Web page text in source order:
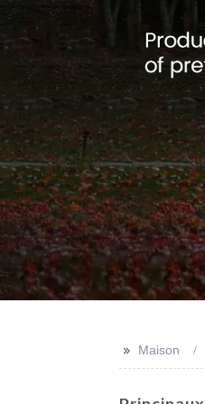
>> Maison